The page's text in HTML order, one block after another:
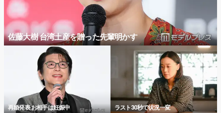
佐藤大樹 台湾土産を贈った先輩明かす
再婚発表 お相手は妊娠中 ラスト30秒で状況一変